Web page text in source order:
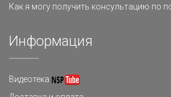
Как я могу получить консультацию по
Информация
Видеотека